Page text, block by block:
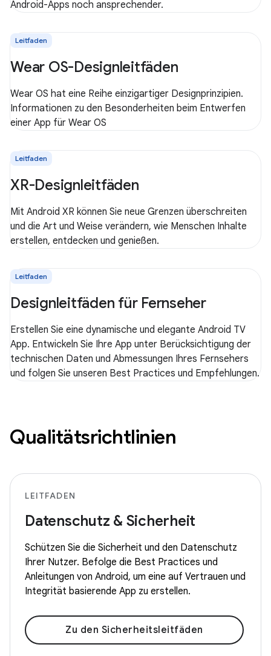
Android-Apps noch ansprechender.
Leitfaden
Wear OS-Designleitfäden
Wear OS hat eine Reihe einzigartiger Designprinzipien.
Informationen zu den Besonderheiten beim Entwerfen
einer App für Wear OS
Leitfaden
XR-Designleitfäden
Mit Android XR können Sie neue Grenzen überschreiten
und die Art und Weise verändern, wie Menschen Inhalte
erstellen, entdecken und genießen.
Leitfaden
Designleitfäden für Fernseher
Erstellen Sie eine dynamische und elegante Android TV
App. Entwickeln Sie Ihre App unter Berücksichtigung der
technischen Daten und Abmessungen Ihres Fernsehers
und folgen Sie unseren Best Practices und Empfehlungen.
Qualitätsrichtlinien
LEITFADEN
Datenschutz & Sicherheit
Schützen Sie die Sicherheit und den Datenschutz
Ihrer Nutzer. Befolge die Best Practices und
Anleitungen von Android, um eine auf Vertrauen und
Integrität basierende App zu erstellen.
Zu den Sicherheitsleitfäden